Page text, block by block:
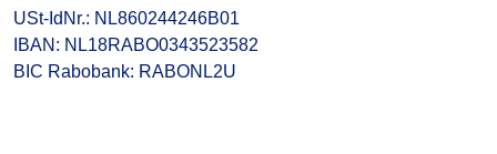
USt-IdNr.: NL860244246B01
IBAN: NL18RABO0343523582
BIC Rabobank: RABONL2U